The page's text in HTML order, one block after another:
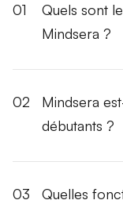
01
Quels sont
Mindsera ?
02
Mindsera
débutants ?
03
Quelles